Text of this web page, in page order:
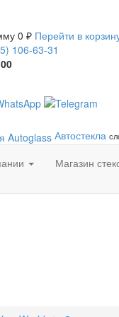
0 ₽ Перейти в
106-63-31
Автостекла
Магазин